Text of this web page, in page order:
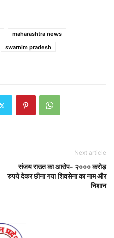
maharashtra news
swarnim pradesh
Next article
संजय राउत का आरोप- २००० करोड़
रुपये देकर छीना गया शिवसेना का नाम और
निशान